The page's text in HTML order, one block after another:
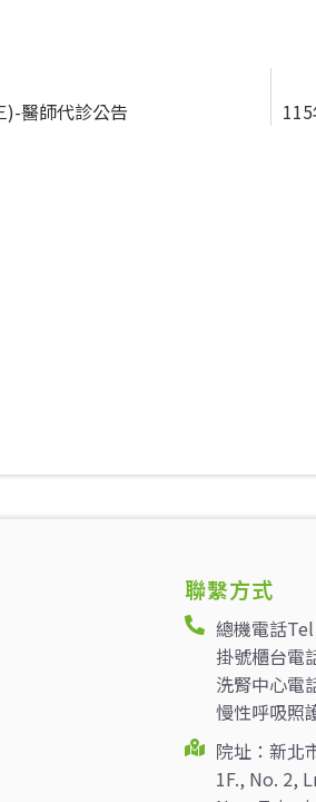
)-醫師代診公告
聯繫方式
總機電話
掛號櫃台電
洗腎中心電
慢性呼吸照
院址：新北
1F., No. 2,